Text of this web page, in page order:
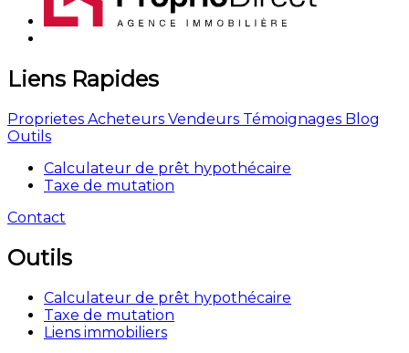
Liens Rapides
Proprietes Acheteurs Vendeurs Témoignages Blog
Outils
Calculateur de prêt hypothécaire
Taxe de mutation
Contact
Outils
Calculateur de prêt hypothécaire
Taxe de mutation
Liens immobiliers